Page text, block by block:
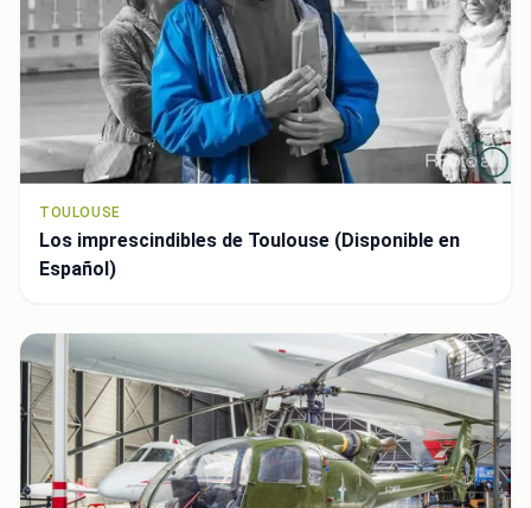
TOULOUSE
Los imprescindibles de Toulouse (Disponible en
Español)